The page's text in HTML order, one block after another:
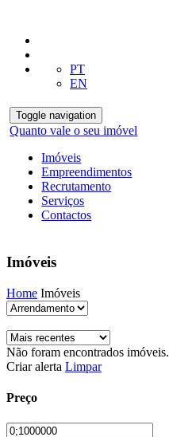
PT
EN
Toggle navigation
Quanto vale o seu imóvel
Imóveis
Empreendimentos
Recrutamento
Serviços
Contactos
Imóveis
Home Imóveis
Não foram encontrados imóveis.
Criar alerta Limpar
Preço